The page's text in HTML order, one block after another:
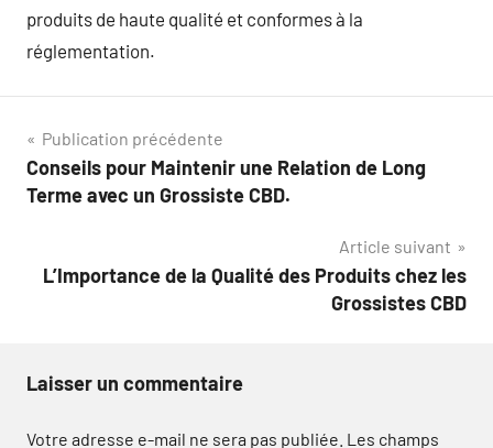
produits de haute qualité et conformes à la
réglementation.
Navigation
de
Publication précédente
Conseils pour Maintenir une Relation de Long
Terme avec un Grossiste CBD.
Article suivant
L’Importance de la Qualité des Produits chez les
Grossistes CBD
Laisser un commentaire
Votre adresse e-mail ne sera pas publiée. Les champs